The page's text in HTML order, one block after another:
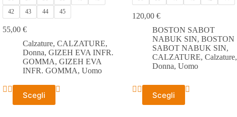
42
43 44 45
55,00€
Calzature,CALZATURE,
Donna,GIZEH EVA INFR.
GOMMA,GIZEH EVA
INFR. GOMMA,Uomo
Scegli
Questo
prodotto
120,00 €
BOSTON SABOT
NABUK SIN, BOSTON
SABOT NABUK SIN,
CALZATURE, Calzature,
Donna, Uomo
Scegli
Questo
prodotto